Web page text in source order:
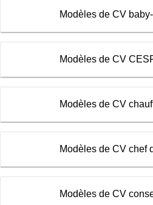
Modèles de CV
Modèles de CV
Modèles de CV
Modèles de CV chef
Modèles de CV